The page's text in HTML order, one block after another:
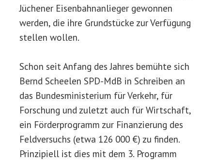
Jüchener Eisenbahnanlieger gewonnen
werden, die ihre Grundstücke zur Verfügung
stellen wollen.
Schon seit Anfang des Jahres bemühte sich
Bernd Scheelen SPD-MdB in Schreiben an
das Bundesministerium für Verkehr, für
Forschung und zuletzt auch für Wirtschaft,
ein Förderprogramm zur Finanzierung des
Feldversuchs (etwa 126 000 €) zu finden.
Prinzipiell ist dies mit dem 3. Programm